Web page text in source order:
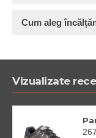
Cum aleg
Vizualizate